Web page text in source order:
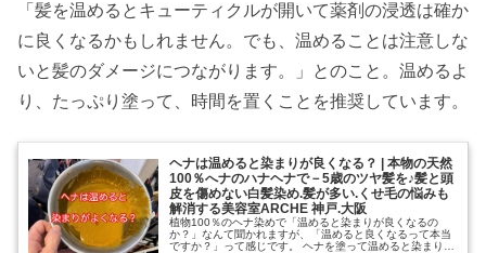
「髪を温めるとキューティクルが開いて薬剤の浸透は確か
に良くなるかもしれません。でも、温めることは注意しな
いと髪のダメージにつながります。」とのこと。温めるよ
り、たっぷり塗って、時間を置くことを推奨しています。
ヘナは温めると染まりが良くなる？ | 本物の天然
100％へナのハナヘナで－5歳のツヤ髪を♪髪と頭
皮を傷めない白髪染め.髪が多い.くせ毛の悩みも
解消する美容室ARCHE 神戸.大阪
植物100％のヘナ染めで「温めると染まりが良くなるの
か？」なんて聞かれますが、「温めると良くなるって本当
ですか？」って感じです。 ヘナを塗って温めると染まりが